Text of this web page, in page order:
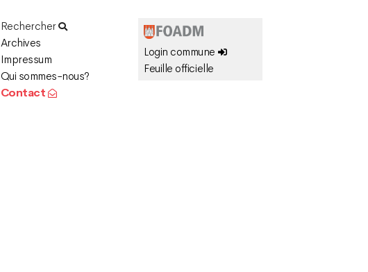
Rechercher
Archives
Impressum
Qui sommes-nous?
Contact
Login commune
Feuille officielle